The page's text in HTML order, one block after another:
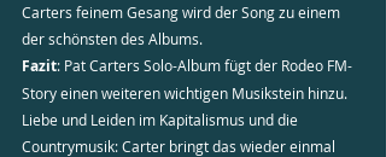
Carters feinem Gesang wird der Song zu einem
der schönsten des Albums.
Fazit: Pat Carters Solo-Album fügt der Rodeo FM-
Story einen weiteren wichtigen Musikstein hinzu.
Liebe und Leiden im Kapitalismus und die
Countrymusik: Carter bringt das wieder einmal